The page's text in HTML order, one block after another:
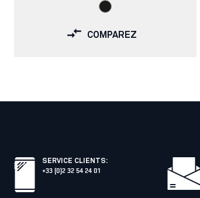
COMPAREZ
SERVICE CLIENTS:
+33 (0)2 32 54 24 01